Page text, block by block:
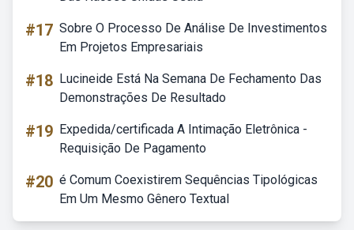
#17 Sobre O Processo De Análise De Investimentos
Em Projetos Empresariais
#18 Lucineide Está Na Semana De Fechamento Das
Demonstrações De Resultado
#19 Expedida/certificada A Intimação Eletrônica -
Requisição De Pagamento
#20 é Comum Coexistirem Sequências Tipológicas
Em Um Mesmo Gênero Textual